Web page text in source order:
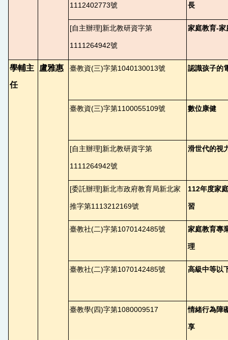
1112402773號 長
[自主辦理]新北教研資字第
1111264942號
家庭教育-家
學輔主
任
盧雅惠 臺教資(三)字第1040130013號 認識孩子的
臺教資(三)字第1100055109號 數位康健
[自主辦理]新北教研資字第
1111264942號
滑世代的視
[委託辦理]新北市政府教育局新北家
推字第1113212169號
112年度家
習
臺教社(二)字第1070142485號 家庭教育專
理
臺教社(二)字第1070142485號 高級中等以
臺教學(四)字第1080009517 情緒行為障
享